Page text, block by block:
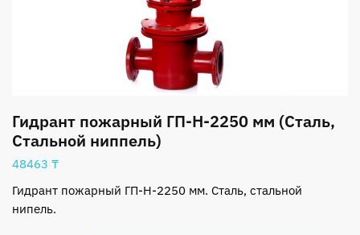
Гидрант пожарный ГП-Н-2250 мм (Сталь,
Стальной ниппель)
48463 ₸
Гидрант пожарный ГП-Н-2250 мм. Сталь, стальной
нипель.